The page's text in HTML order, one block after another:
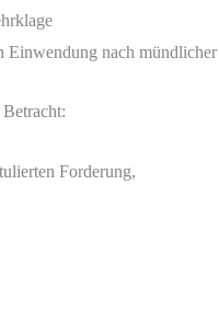
nach
Forderung,